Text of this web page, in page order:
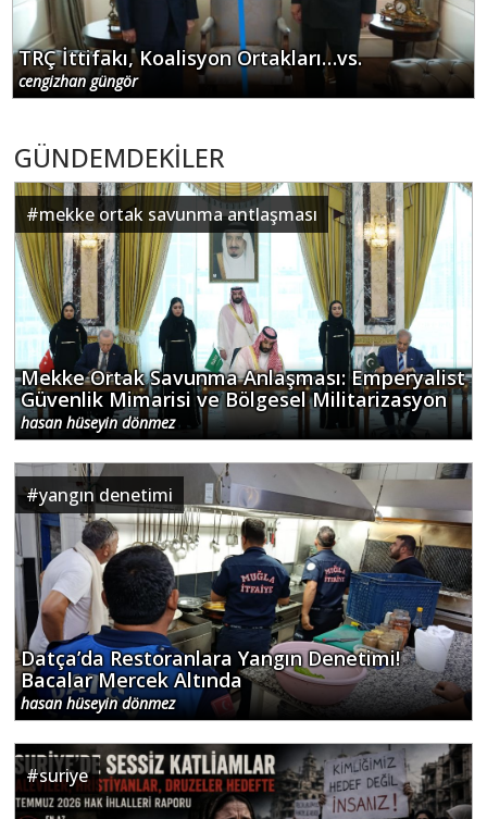
TRÇ İttifakı, Koalisyon Ortakları…vs.
cengizhan güngör
GÜNDEMDEKİLER
#mekke ortak savunma antlaşması
Mekke Ortak Savunma Anlaşması: Emperyalist
Güvenlik Mimarisi ve Bölgesel Militarizasyon
hasan hüseyin dönmez
#yangın denetimi
Datça’da Restoranlara Yangın Denetimi!
Bacalar Mercek Altında
hasan hüseyin dönmez
#suriye